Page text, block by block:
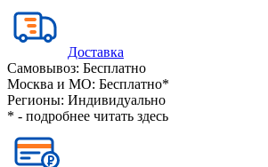
Доставка
Самовывоз: Бесплатно
Москва и МО: Бесплатно*
Регионы: Индивидуально
* - подробнее читать здесь